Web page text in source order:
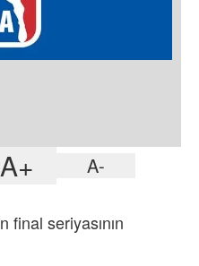
A+ A-
final seriyasının